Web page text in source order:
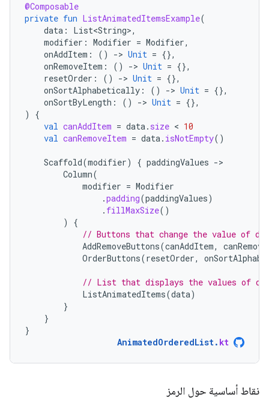
@Composable
private fun ListAnimatedItemsExample(
data : List<String>,
modifier : Modifier = Modifier,
onAddItem : () -> Unit = {},
onRemoveItem : () -> Unit = {},
resetOrder : () -> Unit = {},
onSortAlphabetically : () -> Unit = {},
onSortByLength : () -> Unit = {},
)
{
val canAddItem = data. size < 10
val canRemoveItem = data. isNotEmpty()
Scaffold(modifier) { paddingValues -
Column(
modifier = Modifier
.padding(paddingValues)
. fillMaxSize()
)
{
// Buttons that change the value of
AddRemoveButtons(canAddItem,
OrderButtons(resetOrder,
// List that displays the values of
ListAnimatedItems(data)
}
}
}
AnimatedOrderedList. kt
نقاط أساسية حول الرمز